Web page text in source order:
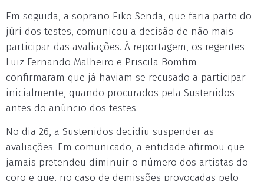
Em seguida, a soprano Eiko Senda, que faria parte do
júri dos testes, comunicou a decisão de não mais
participar das avaliações. À reportagem, os regentes
Luiz Fernando Malheiro e Priscila Bomfim
confirmaram que já haviam se recusado a participar
inicialmente, quando procurados pela Sustenidos
antes do anúncio dos testes.
No dia 26, a Sustenidos decidiu suspender as
avaliações. Em comunicado, a entidade afirmou que
jamais pretendeu diminuir o número dos artistas do
coro e que, no caso de demissões provocadas pelo